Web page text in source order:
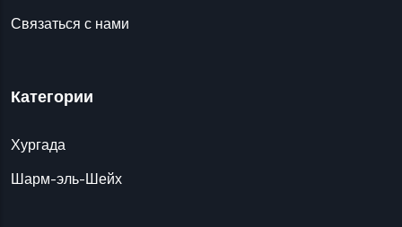
Связаться с нами
Категории
Хургада
Шарм-эль-Шейх